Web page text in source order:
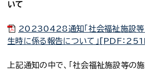
いて
20230428通知「社会福祉施設等
生時に係る報告について」[PDF：
上記通知の中で、「社会福祉施設等の